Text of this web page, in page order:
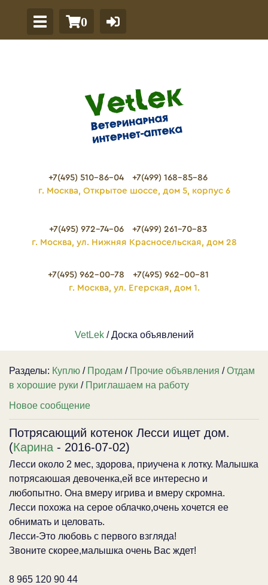
0
+7(495) 510-86-04
+7(499) 168-85-86
г. Москва, Открытое шоссе, дом 5, корпус 6
+7(495) 972-74-06
+7(499) 261-70-83
г. Москва, ул. Нижняя Красносельская, дом 28
+7(495) 962-00-78
+7(495) 962-00-81
г. Москва, ул. Егерская, дом 1.
VetLek/ Доска объявлений
Разделы: Куплю / Продам / Прочие объявления /Отдам
в хорошие руки / Приглашаем на работу
Новое сообщение
Потрясающий котенок Лесси ищет дом.
(Карина - 2016-07-02)
Лесси около 2 мес, здорова, приучена к лотку. Малышка
потрясаюшая девоченка,ей все интересно и
любопытно. Она вмеру игрива и вмеру скромна.
Лесси похожа на серое облачко,очень хочется ее
обнимать и целовать.
Лесси-Это любовь с первого взгляда!
Звоните скорее,малышка очень Вас ждет!
8 965 120 90 44